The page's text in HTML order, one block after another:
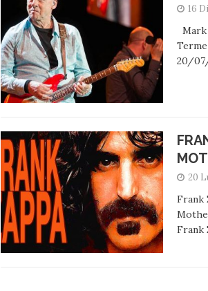
16
Mark
20/
20
Frank
Frank